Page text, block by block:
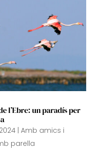
l’Ebre: un paradís per
| Amb amics i
parella